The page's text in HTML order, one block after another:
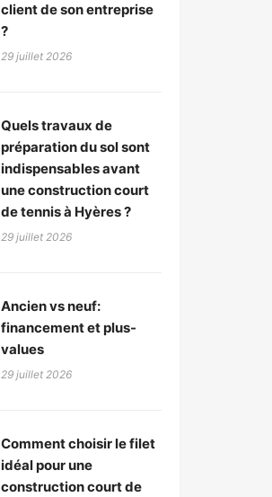
client de son entreprise
?
29 juillet 2026
Quels travaux de
préparation du sol sont
indispensables avant
une construction court
de tennis à Hyères ?
29 juillet 2026
Ancien vs neuf:
financement et plus-
values
29 juillet 2026
Comment choisir le filet
idéal pour une
construction court de